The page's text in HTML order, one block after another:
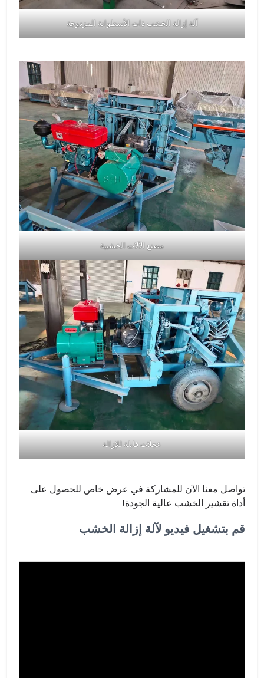
آلة إزالة الخشب ذات الأسطوانة المزدوجة
مصنع الآلات الخشبية
عجلات قابلة للإزالة
تواصل معنا الآن للمشاركة في عرض خاص للحصول على
أداة تقشير الخشب عالية الجودة!
قم بتشغيل فيديو لآلة إزالة الخشب